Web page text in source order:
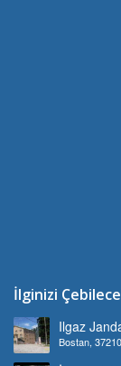
İlginizi
Ilgaz
Bostan,